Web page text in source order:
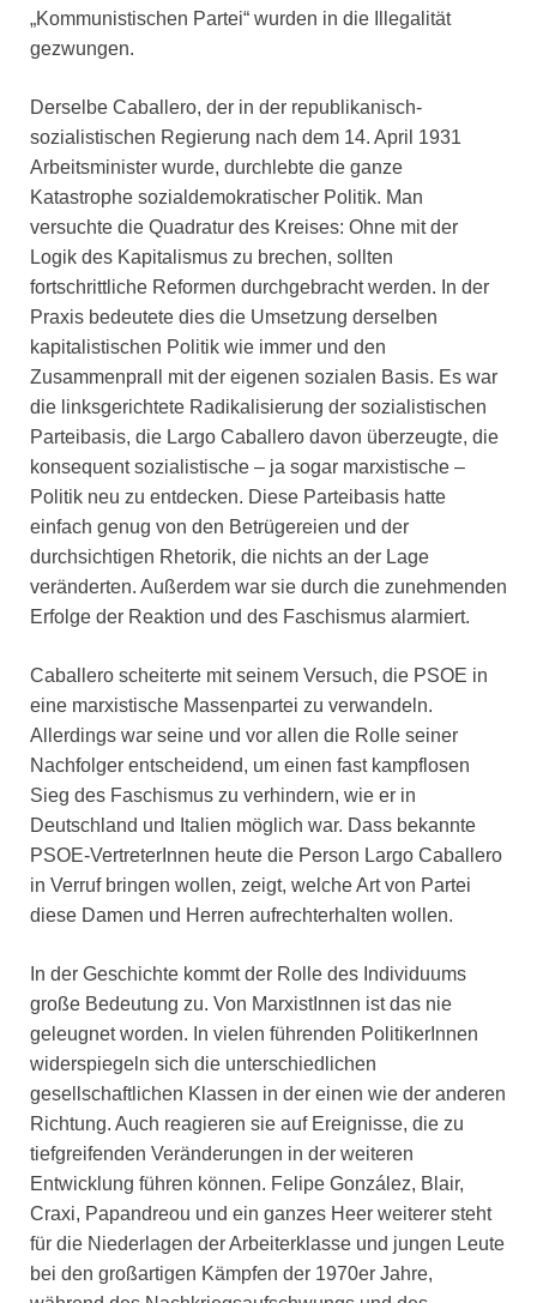
„Kommunistischen Partei“ wurden in die Illegalität
gezwungen.
Derselbe Caballero, der in der republikanisch-
sozialistischen Regierung nach dem 14. April 1931
Arbeitsminister wurde, durchlebte die ganze
Katastrophe sozialdemokratischer Politik. Man
versuchte die Quadratur des Kreises: Ohne mit der
Logik des Kapitalismus zu brechen, sollten
fortschrittliche Reformen durchgebracht werden. In der
Praxis bedeutete dies die Umsetzung derselben
kapitalistischen Politik wie immer und den
Zusammenprall mit der eigenen sozialen Basis. Es war
die linksgerichtete Radikalisierung der sozialistischen
Parteibasis, die Largo Caballero davon überzeugte, die
konsequent sozialistische – ja sogar marxistische –
Politik neu zu entdecken. Diese Parteibasis hatte
einfach genug von den Betrügereien und der
durchsichtigen Rhetorik, die nichts an der Lage
veränderten. Außerdem war sie durch die zunehmenden
Erfolge der Reaktion und des Faschismus alarmiert.
Caballero scheiterte mit seinem Versuch, die PSOE in
eine marxistische Massenpartei zu verwandeln.
Allerdings war seine und vor allen die Rolle seiner
Nachfolger entscheidend, um einen fast kampflosen
Sieg des Faschismus zu verhindern, wie er in
Deutschland und Italien möglich war. Dass bekannte
PSOE-VertreterInnen heute die Person Largo Caballero
in Verruf bringen wollen, zeigt, welche Art von Partei
diese Damen und Herren aufrechterhalten wollen.
In der Geschichte kommt der Rolle des Individuums
große Bedeutung zu. Von MarxistInnen ist das nie
geleugnet worden. In vielen führenden PolitikerInnen
widerspiegeln sich die unterschiedlichen
gesellschaftlichen Klassen in der einen wie der anderen
Richtung. Auch reagieren sie auf Ereignisse, die zu
tiefgreifenden Veränderungen in der weiteren
Entwicklung führen können. Felipe González, Blair,
Craxi, Papandreou und ein ganzes Heer weiterer steht
für die Niederlagen der Arbeiterklasse und jungen Leute
bei den großartigen Kämpfen der 1970er Jahre,